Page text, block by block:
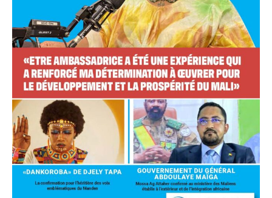
ANNUEL MENSUEL
CHOISIR LE FORFAIT